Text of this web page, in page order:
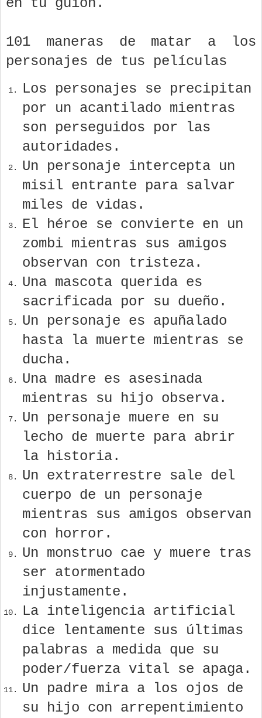
101 maneras de matar a los
personajes de tus películas
Los personajes se precipitan
por un acantilado mientras
son perseguidos por las
autoridades.
Un personaje intercepta un
misil entrante para salvar
miles de vidas.
El héroe se convierte en un
zombi mientras sus amigos
observan con tristeza.
Una mascota querida es
sacrificada por su dueño.
Un personaje es apuñalado
hasta la muerte mientras se
ducha.
Una madre es asesinada
mientras su hijo observa.
Un personaje muere en su
lecho de muerte para abrir
la historia.
Un extraterrestre sale del
cuerpo de un personaje
mientras sus amigos observan
con horror.
Un monstruo cae y muere tras
ser atormentado
injustamente.
La inteligencia artificial
dice lentamente sus últimas
palabras a medida que su
poder/fuerza vital se apaga.
Un padre mira a los ojos de
su hijo con arrepentimiento